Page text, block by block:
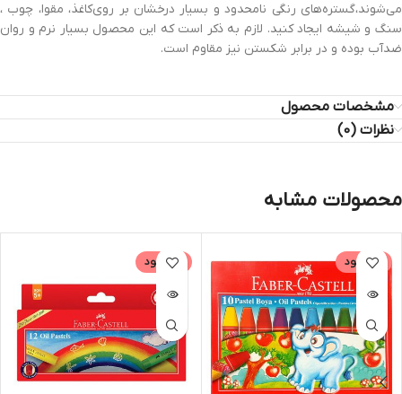
می‌شوند،گستره‌های رنگی نامحدود و بسیار درخشان بر روی‌کاغذ، مقوا، چوب ،
سنگ و شیشه ایجاد کنید. لازم به ذکر است که این محصول بسیار نرم و روان
ضدآب بوده و در برابر شکستن نیز مقاوم است.
مشخصات محصول
نظرات (0)
محصولات مشابه
ناموجود ناموجود